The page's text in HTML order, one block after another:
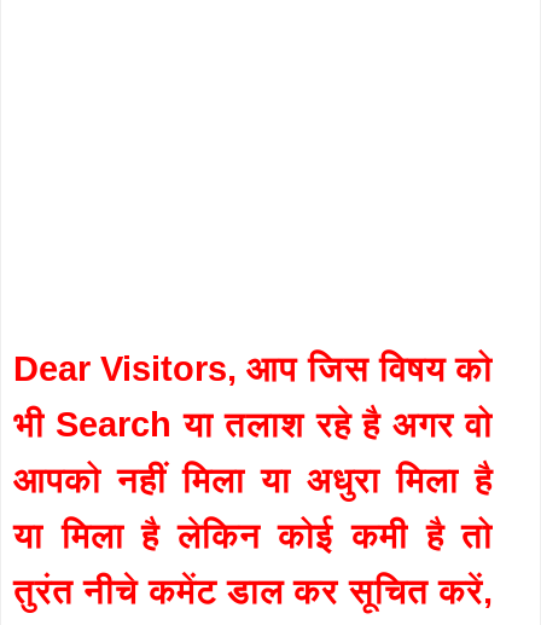
Dear Visitors, आप जिस विषय को
भी Search या तलाश रहे है अगर वो
आपको नहीं मिला या अधुरा मिला है
या मिला है लेकिन कोई कमी है तो
तुरंत नीचे कमेंट डाल कर सूचित करें,